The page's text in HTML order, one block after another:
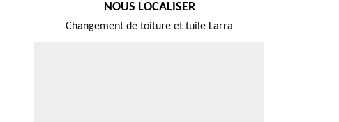
NOUS LOCALISER
Changement de toiture et tuile Larra